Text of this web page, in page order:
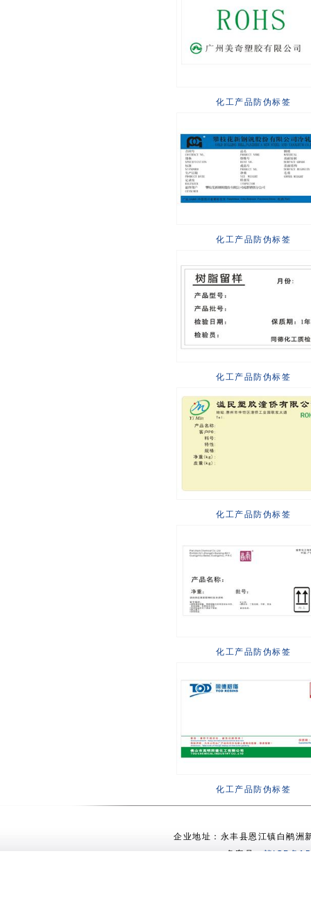
化工产品防伪标签
化工产品防伪标签
化工产品防伪标签
化工产品防伪标签
化工产品防伪标签
化工产品防伪标签
企业地址：永丰县恩江镇白鹇
备案号： 赣ICP备